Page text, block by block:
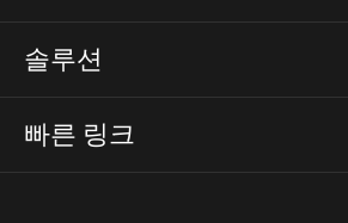
솔루션
빠른 링크